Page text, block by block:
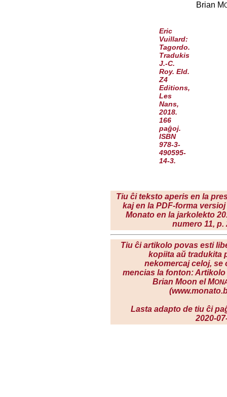
Brian M
Eric
Vuillard:
Tagordo.
Tradukis
J.-C.
Roy. Eld.
Z4
Editions,
Les
Nans,
2018.
166
paĝoj.
ISBN
978-3-
490595-
14-3.
Tiu ĉi teksto aperis en la
kaj en la PDF-forma
Monato en la jarkolekto
numero 11, p.
Tiu ĉi artikolo povas esti
kopiita aŭ tradukita
nekomercaj celoj, se
mencias la fonton: Artikolo
Brian Moon el M
Lasta adapto de tiu ĉi
2020-